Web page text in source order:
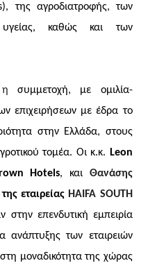
), της αγροδιατροφής, των
καθώς και των
η συμμετοχή, με ομιλία-
επιχειρήσεων με έδρα το
στην Ελλάδα, στους
τομέα. Οι κ.κ.
Leon
Hotels, και Θανάσης
της εταιρείας HAIFA SOUTH
στην επενδυτική εμπειρία
ανάπτυξης των εταιρειών
μοναδικότητα της χώρας